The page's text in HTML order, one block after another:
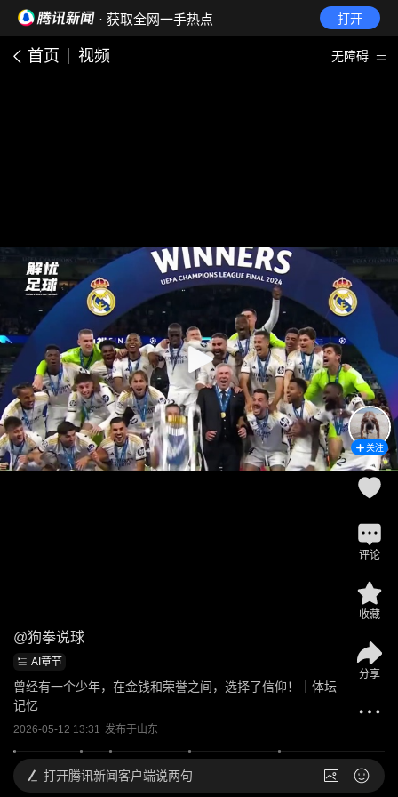
· 获取全网一手热点 打开
首页 视频 无障碍
@狗拳说球
AI章节
曾经有一个少年，在金钱和荣誉之间，选择了信仰！｜体坛
记忆
2026-05-12 13:31 发布于山东
关注
评论
收藏
分享
打开腾讯新闻客户端说两句